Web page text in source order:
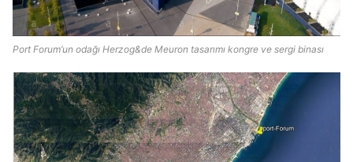
Port Forum’un odağı Herzog&de Meuron tasarımı kongre ve sergi binası